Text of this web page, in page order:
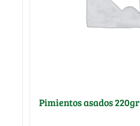
Pimientos asados 220gr